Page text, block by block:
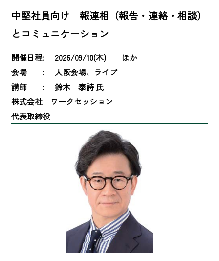
中堅社員向け 報連相（報告・連絡・相談）
とコミュニケーション
開催日程:
2026/09/10(木) ほか
会場 :
大阪会場、ライブ
講師 :
鈴木 泰詩 氏
株式会社 ワークセッション
代表取締役